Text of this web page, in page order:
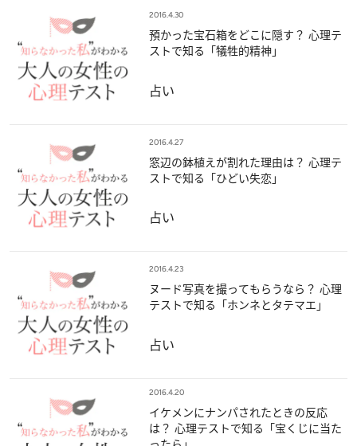
2016.4.30
預かった宝石箱をどこに隠す？ 心理テ
ストで知る「犠牲的精神」
占い
2016.4.27
窓辺の鉢植えが割れた理由は？ 心理テ
ストで知る「ひどい失恋」
占い
2016.4.23
ヌード写真を撮ってもらうなら？ 心理
テストで知る「ホンネとタテマエ」
占い
2016.4.20
イケメンにナンパされたときの反応
は？ 心理テストで知る「宝くじに当た